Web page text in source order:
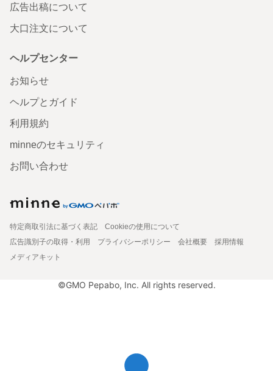
広告出稿について
大口注文について
ヘルプセンター
お知らせ
ヘルプとガイド
利用規約
minneのセキュリティ
お問い合わせ
特定商取引法に基づく表記
Cookieの使用について
広告識別子の取得・利用
プライバシーポリシー 会社概要
採用情報
メディアキット
©GMO Pepabo, Inc. All rights reserved.